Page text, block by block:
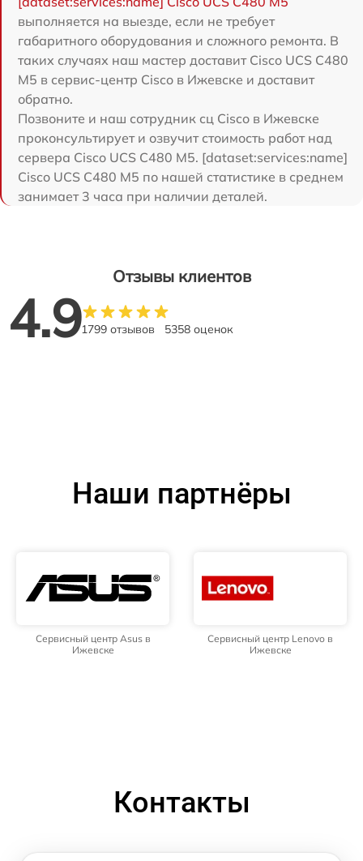
выполняется на выезде, если не требует
габаритного оборудования и сложного ремонта. В
таких случаях наш мастер доставит Cisco UCS C480
M5 в сервис-центр Cisco в Ижевске и доставит
обратно.
Позвоните и наш сотрудник сц Cisco в Ижевске
проконсультирует и озвучит стоимость работ над
сервера Cisco UCS C480 M5. [dataset:services:name]
Cisco UCS C480 M5 по нашей статистике в среднем
занимает 3 часа при наличии деталей.
Отзывы клиентов
4.91799 отзывов 5358 оценок
Наши партнёры
Сервисный центр Asus в
Ижевске
Сервисный центр Lenovo в
Ижевске
Контакты